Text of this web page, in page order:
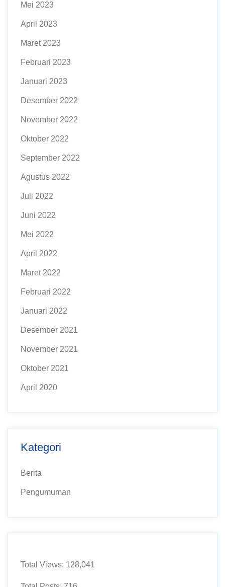
Mei 2023
April 2023
Maret 2023
Februari 2023
Januari 2023
Desember 2022
November 2022
Oktober 2022
September 2022
Agustus 2022
Juli 2022
Juni 2022
Mei 2022
April 2022
Maret 2022
Februari 2022
Januari 2022
Desember 2021
November 2021
Oktober 2021
April 2020
Kategori
Berita
Pengumuman
Total Views: 128,041